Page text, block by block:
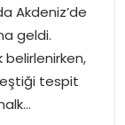
Akdeniz’de
geldi.
tespit